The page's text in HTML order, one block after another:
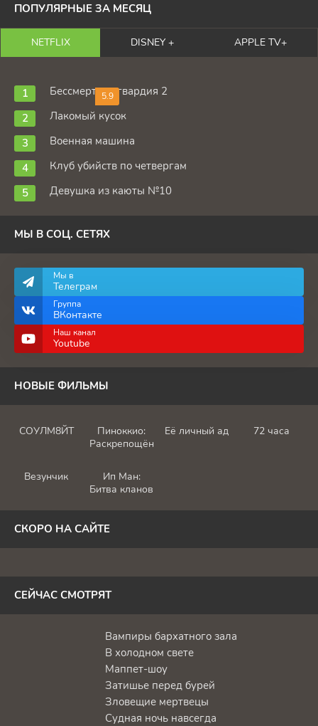
ПОПУЛЯРНЫЕ ЗА МЕСЯЦ
NETFLIX DISNEY + APPLE TV+
5.9
Бессмертная гвардия 2
Лакомый кусок
Военная машина
Клуб убийств по четвергам
Девушка из каюты №10
МЫ В СОЦ. СЕТЯХ
Мы в
Телеграм
Группа
ВКонтакте
Наш канал
Youtube
НОВЫЕ ФИЛЬМЫ
СОУЛМ8ЙТ
Пиноккио:
Раскрепощённый
Её личный ад 72 часа
Везунчик
Ип Ман:
Битва кланов
СКОРО НА САЙТЕ
СЕЙЧАС СМОТРЯТ
Вампиры бархатного зала
В холодном свете
Маппет-шоу
Затишье перед бурей
Зловещие мертвецы
Судная ночь навсегда